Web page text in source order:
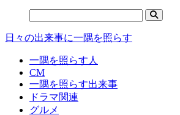
日々の出来事に一隅を照らす
一隅を照らす人
CM
一隅を照らす出来事
ドラマ関連
グルメ